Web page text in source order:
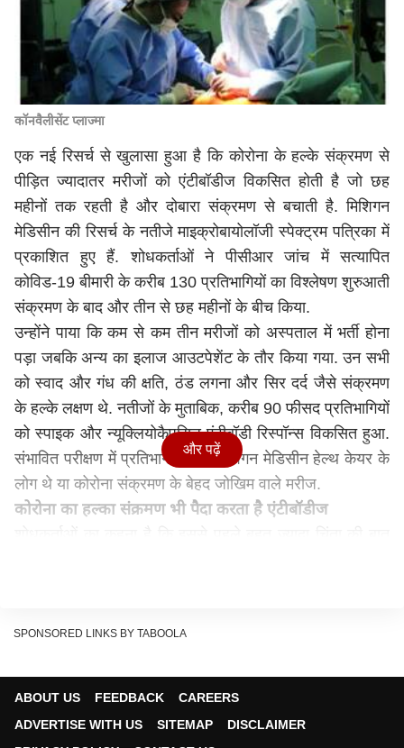
कॉनवैलीसेंट प्लाज्मा
एक नई रिसर्च से खुलासा हुआ है कि कोरोना के हल्के संक्रमण से
पीड़ित ज्यादातर मरीजों को एंटीबॉडीज विकसित होती है जो छह
महीनों तक रहती है और दोबारा संक्रमण से बचाती है. मिशिगन
मेडिसीन की रिसर्च के नतीजे माइक्रोबायोलॉजी स्पेक्ट्रम पत्रिका में
प्रकाशित हुए हैं. शोधकर्ताओं ने पीसीआर जांच में सत्यापित
कोविड-19 बीमारी के करीब 130 प्रतिभागियों का विश्लेषण शुरुआती
संक्रमण के बाद और तीन से छह महीनों के बीच किया.
उन्होंने पाया कि कम से कम तीन मरीजों को अस्पताल में भर्ती होना
पड़ा जबकि अन्य का इलाज आउटपेशेंट के तौर किया गया. उन सभी
को स्वाद और गंध की क्षति, ठंड लगना और सिर दर्द जैसे संक्रमण
के हल्के लक्षण थे. नतीजों के मुताबिक, करीब 90 फीसद प्रतिभागियों
को स्पाइक और न्यूक्लियोकैपसिड एंटीबॉडी रिस्पॉन्स विकसित हुआ.
संभावित परीक्षण में प्रतिभागी या तो मिशिगन मेडिसीन हेल्थ केयर के
लोग थे या कोरोना संक्रमण के बेहद जोखिम वाले मरीज.
कोरोना का हल्का संक्रमण भी पैदा करता है एंटीबॉडीज
गए, उन्होंने संक्रमण के खइलाफ एंटीबॉडीज बनाया और उसे सुरक्षित
और पढ़ें
SPONSORED LINKS BY TABOOLA
ABOUT US FEEDBACK
CAREERS
ADVERTISE WITH US
SITEMAP
DISCLAIMER